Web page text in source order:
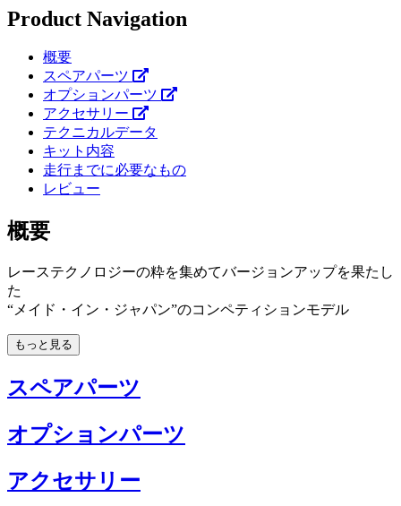
Product Navigation
概要
スペアパーツ
オプションパーツ
アクセサリー
テクニカルデータ
キット内容
走行までに必要なもの
レビュー
概要
レーステクノロジーの粋を集めてバージョンアップを果たし
た
“メイド・イン・ジャパン”のコンペティションモデル
もっと見る
スペアパーツ
オプションパーツ
アクセサリー